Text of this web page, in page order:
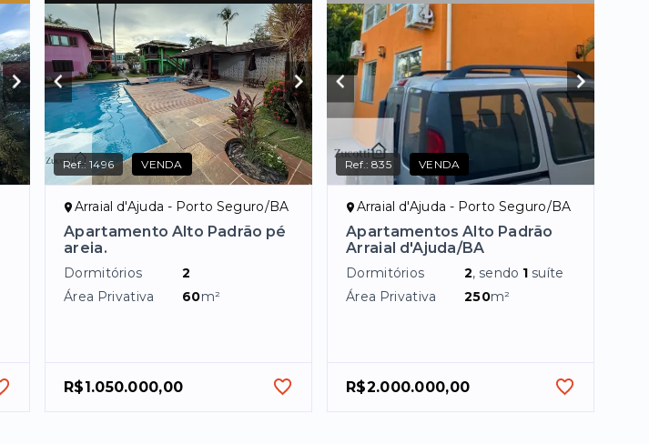
Ref.:1496 VENDA
Arraial d'Ajuda - Porto Seguro/BA
Apartamento Alto Padrão pé
areia.
Dormitórios
2
Área Privativa
60m²
R$1.050.000,00
Ref.:835 VENDA
Arraial d'Ajuda - Porto Seguro/BA
Apartamentos Alto Padrão
Arraial d'Ajuda/BA
Dormitórios 2, sendo 1 suíte
Área Privativa
250m²
R$2.000.000,00